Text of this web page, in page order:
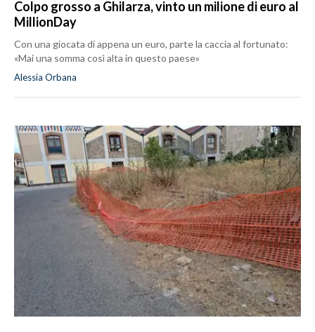
Colpo grosso a Ghilarza, vinto un milione di euro al
MillionDay
Con una giocata di appena un euro, parte la caccia al fortunato:
«Mai una somma così alta in questo paese»
Alessia Orbana